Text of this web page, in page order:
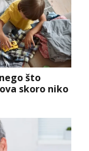
što
skoro niko